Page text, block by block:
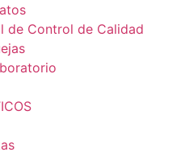
de Control de Calidad